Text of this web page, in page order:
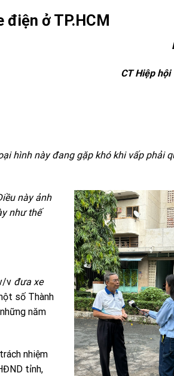
ở TP.HCM
CT Hiệp hội
hình này đang gặp khó khi vấp phải
này ảnh
như thế
v đưa xe
số Thành
năm
nhiệm
tỉnh,